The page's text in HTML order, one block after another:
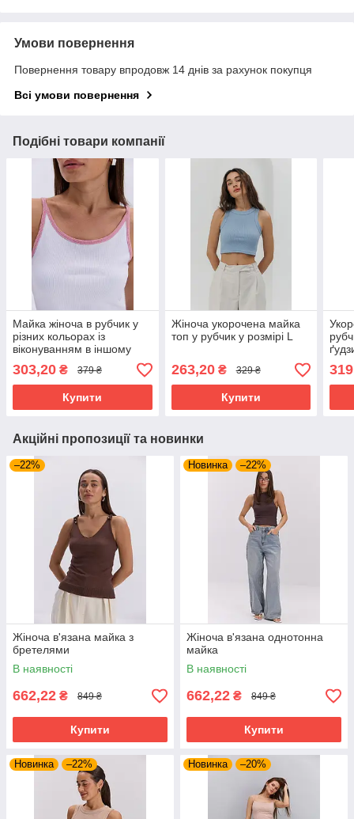
Умови повернення
Повернення товару впродовж 14 днів за рахунок покупця
Всі умови повернення
Подібні товари компанії
Майка жіноча в рубчик у
різних кольорах із
віконуванням в іншому
кольорі
303,20 ₴ 379 ₴
Купити
Жіноча укорочена майка
топ у рубчик у розмірі L
263,20₴ 329 ₴
Купити
Акційні пропозиції та новинки
–22%
Жіноча в'язана майка з
бретелями
В наявності
662,22 ₴ 849 ₴
Купити
Новинка –22%
Жіноча в'язана однотонна
майка
В наявності
662,22 ₴ 849 ₴
Купити
Новинка –22% Новинка –20%